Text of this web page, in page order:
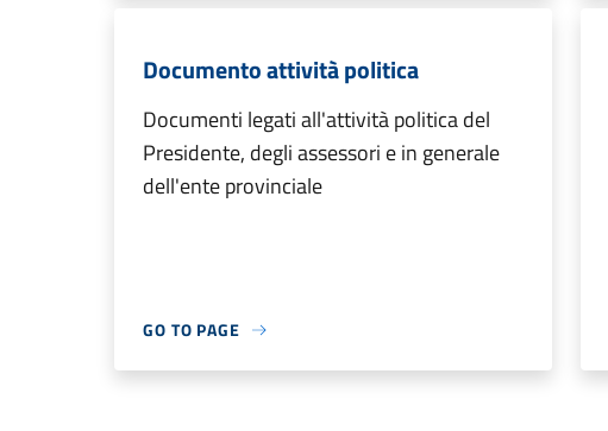
Documento attività politica
Documenti legati all'attività politica del
Presidente, degli assessori e in generale
dell'ente provinciale
GO TO PAGE